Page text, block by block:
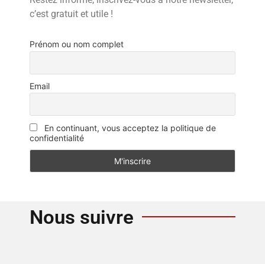
c’est gratuit et utile !
Prénom ou nom complet
Email
En continuant, vous acceptez la politique de
confidentialité
Nous suivre